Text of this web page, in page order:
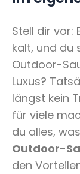
Stell dir vor:
kalt, und du
Outdoor-
Luxus?
längst kein
für viele
du alles,
Outdoor-
den